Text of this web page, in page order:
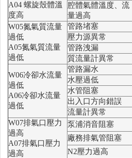
A04 螺旋殼體溫
度高
腔體氣體溫度、流
量過高
W05氮氣質流量
過低
A05氮氣質流量
過低
管路堵塞
壓力源異常
管路洩漏
質流量計異常
W06冷卻水流量
過低
A06冷卻水流量
過低
管路漏水
水壓過低
水管阻塞
出入口方向錯誤
流量計異常
W07排氣口壓力
過高
A07排氣口壓力
過高
泵浦消音阻塞
廠務排氣管阻塞
N2壓力過高